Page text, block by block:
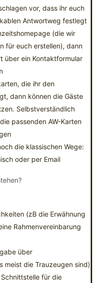
vor, dass ihr euch
Antwortweg festlegt
(die wir
für euch erstellen), dann
über ein Kontaktformular
die ihr den
dann können die Gäste
Selbstverständlich
passenden AW-Karten
die klassischen Wege:
oder per Email
(zB die Erwähnung
Rahmenvereinbarung
über
meist die Trauzeugen sind)
für die